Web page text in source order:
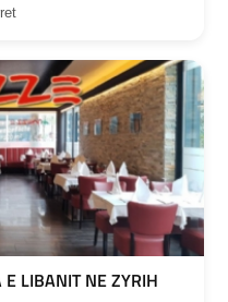
LIBANIT NE ZYRIH